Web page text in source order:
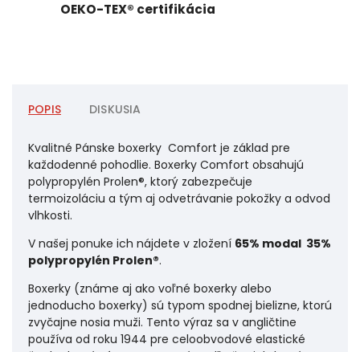
OEKO-TEX® certifikácia
POPIS DISKUSIA
Kvalitné Pánske boxerky Comfort je základ pre
každodenné pohodlie. Boxerky Comfort obsahujú
polypropylén Prolen®, ktorý zabezpečuje
termoizoláciu a tým aj odvetrávanie pokožky a odvod
vlhkosti.
V našej ponuke ich nájdete v zložení 65% modal 35%
polypropylén Prolen®.
Boxerky (známe aj ako voľné boxerky alebo
jednoducho boxerky) sú typom spodnej bielizne, ktorú
zvyčajne nosia muži. Tento výraz sa v angličtine
používa od roku 1944 pre celoobvodové elastické